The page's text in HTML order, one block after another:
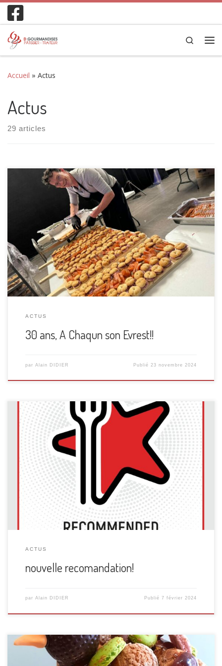
Passer au contenu
Search
Accueil » Actus
Actus
29 articles
Des partenaires en or ! Merci à tous les partenaires qui
nous ont accompagnés pour faire de cet anniversaire des
30 ans un événement riche en émotions, festif et
parfaitement orchestré ! Soutenez A Chacun son Everest !,
faites un don en ligne et sécurisé :
https://www.jedonneenligne.org/acse/003/ Les dons
ouvrent […]
ACTUS
30 ans, A Chaqun son Evrest!!
par Alain DIDIER Publié 23 novembre 2024
Comme vous devez vous en rappeler, D GOURMANDISES a
été récemment primé comme établissement recommandé.
Nous sommes fiers de vous offrir un exemplaire
imprimable du Certificat d’Excellence de Restaurant Guru,
l’un des sites Web gastronomiques les plus populaires au
monde avec plus de 30 millions d’utilisateurs mensuels.
.Nous serions ravis […]
ACTUS
nouvelle recomandation!
par Alain DIDIER Publié7 février 2024